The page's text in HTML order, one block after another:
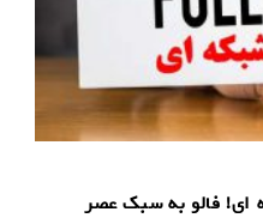
ای! فالو به سبک عصر